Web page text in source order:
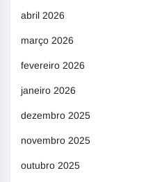
abril 2026
março 2026
fevereiro 2026
janeiro 2026
dezembro 2025
novembro 2025
outubro 2025